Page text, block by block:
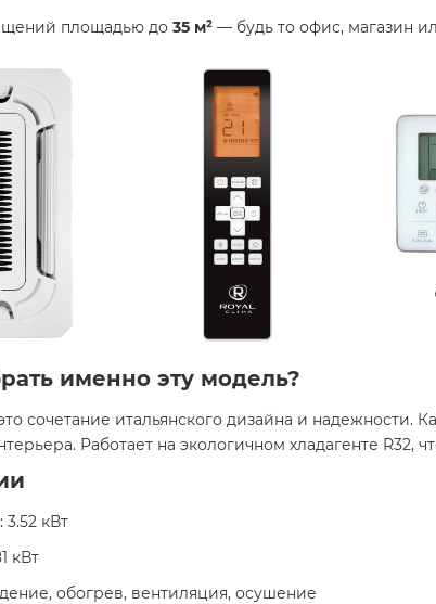
площадью до 35 м² — будь то офис, магазин
именно эту модель?
сочетание итальянского дизайна и
Работает на экологичном хладагенте
: 3.52 кВт
кВт
обогрев, вентиляция, осушение